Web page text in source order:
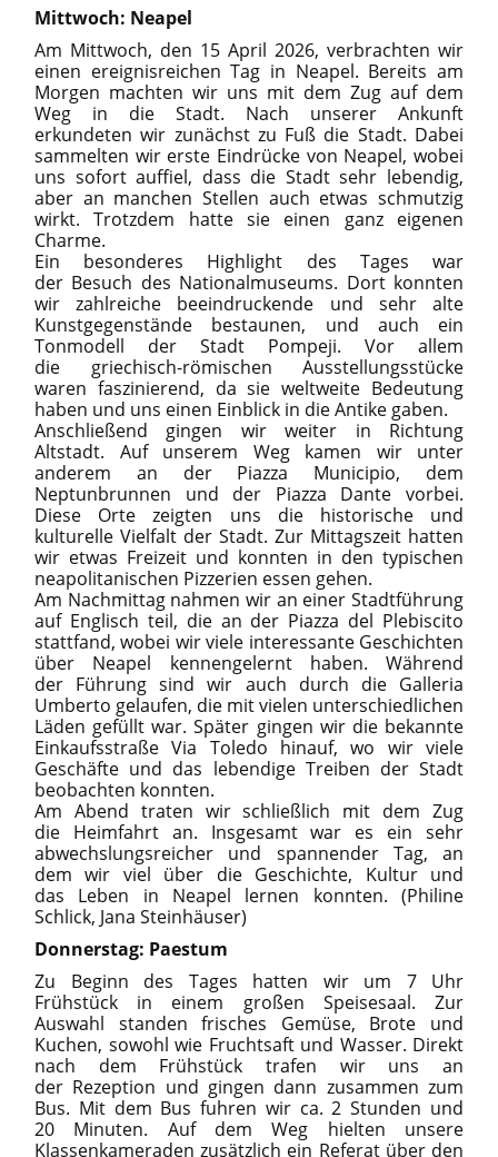
Mittwoch: Neapel
Am Mittwoch, den 15 April 2026, verbrachten wir
einen ereignisreichen Tag in Neapel. Bereits am
Morgen machten wir uns mit dem Zug auf dem
Weg in die Stadt. Nach unserer Ankunft
erkundeten wir zunächst zu Fuß die Stadt. Dabei
sammelten wir erste Eindrücke von Neapel, wobei
uns sofort auffiel, dass die Stadt sehr lebendig,
aber an manchen Stellen auch etwas schmutzig
wirkt. Trotzdem hatte sie einen ganz eigenen
Charme.
Ein besonderes Highlight des Tages war
der Besuch des Nationalmuseums. Dort konnten
wir zahlreiche beeindruckende und sehr alte
Kunstgegenstände bestaunen, und auch ein
Tonmodell der Stadt Pompeji. Vor allem
die griechisch-römischen Ausstellungsstücke
waren faszinierend, da sie weltweite Bedeutung
haben und uns einen Einblick in die Antike gaben.
Anschließend gingen wir weiter in Richtung
Altstadt. Auf unserem Weg kamen wir unter
anderem an der Piazza Municipio, dem
Neptunbrunnen und der Piazza Dante vorbei.
Diese Orte zeigten uns die historische und
kulturelle Vielfalt der Stadt. Zur Mittagszeit hatten
wir etwas Freizeit und konnten in den typischen
neapolitanischen Pizzerien essen gehen.
Am Nachmittag nahmen wir an einer Stadtführung
auf Englisch teil, die an der Piazza del Plebiscito
stattfand, wobei wir viele interessante Geschichten
über Neapel kennengelernt haben. Während
der Führung sind wir auch durch die Galleria
Umberto gelaufen, die mit vielen unterschiedlichen
Läden gefüllt war. Später gingen wir die bekannte
Einkaufsstraße Via Toledo hinauf, wo wir viele
Geschäfte und das lebendige Treiben der Stadt
beobachten konnten.
Am Abend traten wir schließlich mit dem Zug
die Heimfahrt an. Insgesamt war es ein sehr
abwechslungsreicher und spannender Tag, an
dem wir viel über die Geschichte, Kultur und
das Leben in Neapel lernen konnten. (Philine
Schlick, Jana Steinhäuser)
Donnerstag: Paestum
Zu Beginn des Tages hatten wir um 7 Uhr
Frühstück in einem großen Speisesaal. Zur
Auswahl standen frisches Gemüse, Brote und
Kuchen, sowohl wie Fruchtsaft und Wasser. Direkt
nach dem Frühstück trafen wir uns an
der Rezeption und gingen dann zusammen zum
Bus. Mit dem Bus fuhren wir ca. 2 Stunden und
20 Minuten. Auf dem Weg hielten unsere
Klassenkameraden zusätzlich ein Referat über den